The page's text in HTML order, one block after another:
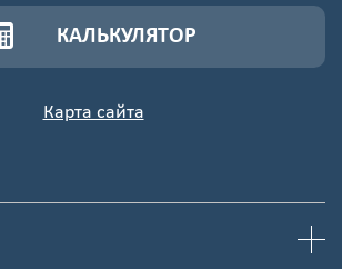
КАЛЬКУЛЯТОР
Карта сайта